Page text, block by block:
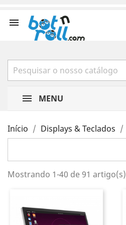

MENU
Início Displays & Teclados
Mostrando 1-40 de 91 artigo(s)